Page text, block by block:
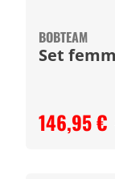
BOBTEAM
146,95 €